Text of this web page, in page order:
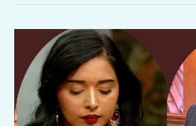
Boss
19:
सलमान
खान